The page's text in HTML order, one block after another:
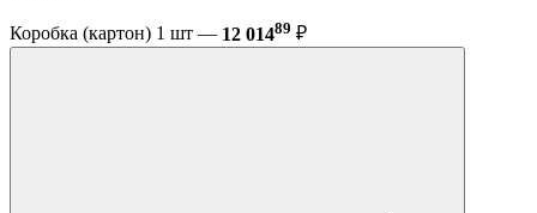
Коробка (картон) 1 шт — 12 01489 ₽